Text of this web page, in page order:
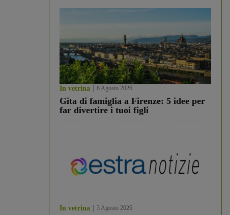
In vetrina 6 Agosto 2026
Gita di famiglia a Firenze: 5 idee per
far divertire i tuoi figli
In vetrina 3 Agosto 2026